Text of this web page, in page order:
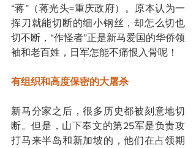
“蒋”（蒋光头=重庆政府）。原本认为一
挥刀就能切断的细小钢丝，却怎么切也
切不断，“作怪者”正是新马爱国的华侨领
袖和老百姓，日军怎能不痛恨入骨呢！
有组织和高度保密的大屠杀
新马分家之后，很多历史都被刻意地切
断。但是，山下奉文的第25军是负责攻
打马来半岛和新加坡的，他们在占领期